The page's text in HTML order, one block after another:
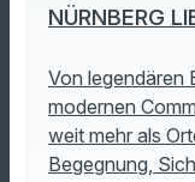
NÜRNBERG
Von legendären
modernen
weit mehr als
Begegnung,